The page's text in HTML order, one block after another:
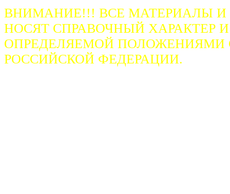
ВНИМАНИЕ!!! ВСЕ МАТЕРИАЛЫ
НОСЯТ СПРАВОЧНЫЙ ХАРАКТЕР
ОПРЕДЕЛЯЕМОЙ ПОЛОЖЕНИЯМИ
РОССИЙСКОЙ ФЕДЕРАЦИИ.